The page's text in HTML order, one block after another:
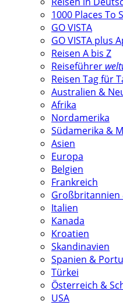
1000 Places To
GO VISTA
GO VISTA plus
Reisen A bis Z
Reiseführer
Reisen Tag für
Australien &
Afrika
Nordamerika
Südamerika &
Asien
Europa
Belgien
Frankreich
Großbritannien
Italien
Kanada
Kroatien
Skandinavien
Spanien &
Türkei
Österreich &
USA